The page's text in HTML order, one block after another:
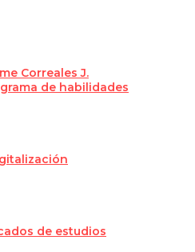
Correales J.
de habilidades
de estudios